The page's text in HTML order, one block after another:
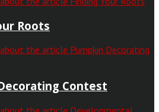
Roots
Contest